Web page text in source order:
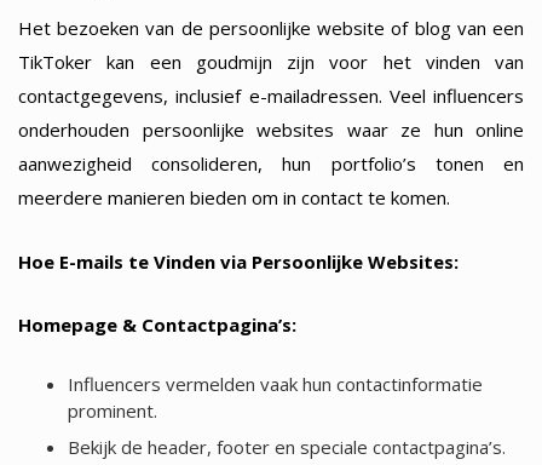
Het bezoeken van de persoonlijke website of blog van een
TikToker kan een goudmijn zijn voor het vinden van
contactgegevens, inclusief e-mailadressen. Veel influencers
onderhouden persoonlijke websites waar ze hun online
aanwezigheid consolideren, hun portfolio’s tonen en
meerdere manieren bieden om in contact te komen.
Hoe E-mails te Vinden via Persoonlijke Websites:
Homepage & Contactpagina’s:
Influencers vermelden vaak hun contactinformatie
prominent.
Bekijk de header, footer en speciale contactpagina’s.